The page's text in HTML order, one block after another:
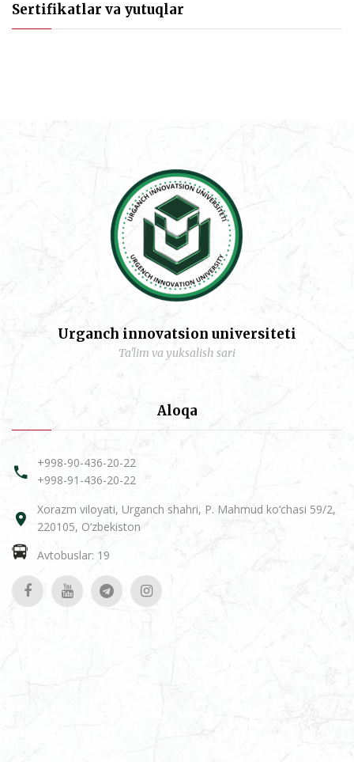
Sertifikatlar va yutuqlar
Urganch innovatsion universiteti
Ta'lim va yuksalish sari
Aloqa
+998-90-436-20-22
+998-91-436-20-22
Xorazm viloyati, Urganch shahri, P. Mahmud ko‘chasi 59/2,
220105, O‘zbekiston
Avtobuslar: 19